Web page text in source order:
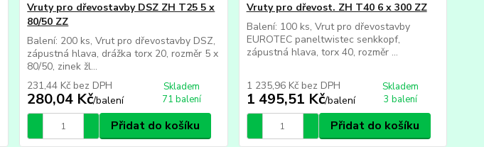
Vruty pro dřevostavby DSZ ZH T25 5 x
80/50 ZZ
Balení: 200 ks, Vrut pro dřevostavby DSZ,
zápustná hlava, drážka torx 20, rozměr 5 x
80/50, zinek žl...
280,04 Kč/balení
231,44 Kč bez DPH
Skladem
71 balení
Přidat do košíku
Vruty pro dřevost. ZH T40 6 x 300 ZZ
Balení: 100 ks, Vrut pro dřevostavby
EUROTEC paneltwistec senkkopf,
zápustná hlava, torx 40, rozměr ...
1 495,51 Kč/balení
1 235,96 Kč bez DPH
Skladem
3 balení
Přidat do košíku